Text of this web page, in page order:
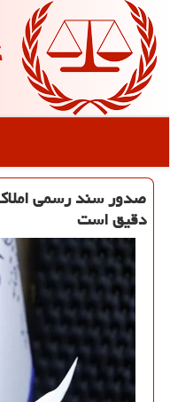
صدور سند رسمی املاک
دقیق است